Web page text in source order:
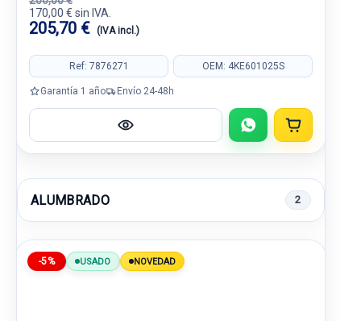
170,00 € sin IVA.
205,70 € (IVA incl.)
Ref: 7876271 OEM: 4KE601025S
Garantía 1 año Envío 24-48h
ALUMBRADO 2
-5% USADO NOVEDAD